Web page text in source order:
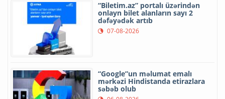
“Biletim.az” portalı üzərindən
onlayn bilet alanların sayı 2
dəfəyədək artıb
07-08-2026
“Google”un məlumat emalı
mərkəzi Hindistanda etirazlara
səbəb olub